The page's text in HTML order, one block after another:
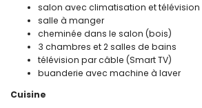
salon avec climatisation et télévision
salle à manger
cheminée dans le salon (bois)
3 chambres et 2 salles de bains
télévision par câble (Smart TV)
buanderie avec machine à laver
Cuisine